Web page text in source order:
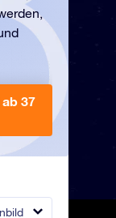
ab 37